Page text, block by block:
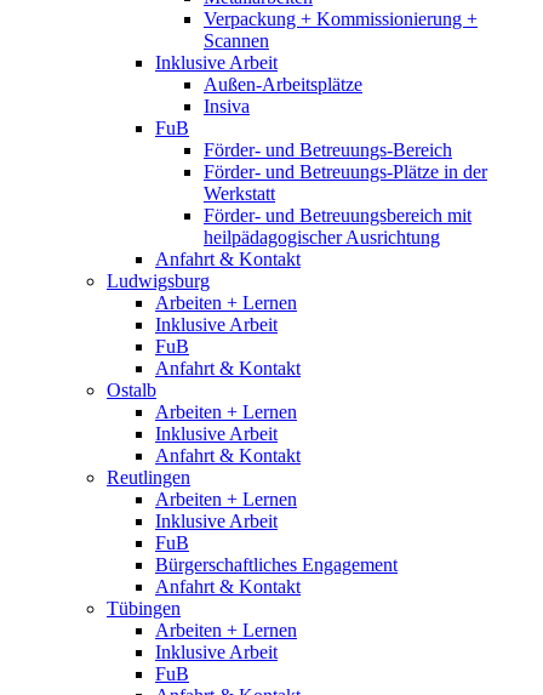
Verpackung + Kommissionierung +
Scannen
Inklusive Arbeit
Außen-Arbeitsplätze
Insiva
FuB
Förder- und Betreuungs-Bereich
Förder- und Betreuungs-Plätze in der
Werkstatt
Förder- und Betreuungsbereich mit
heilpädagogischer Ausrichtung
Anfahrt & Kontakt
Ludwigsburg
Arbeiten + Lernen
Inklusive Arbeit
FuB
Anfahrt & Kontakt
Ostalb
Arbeiten + Lernen
Inklusive Arbeit
Anfahrt & Kontakt
Reutlingen
Arbeiten + Lernen
Inklusive Arbeit
FuB
Bürgerschaftliches Engagement
Anfahrt & Kontakt
Tübingen
Arbeiten + Lernen
Inklusive Arbeit
FuB